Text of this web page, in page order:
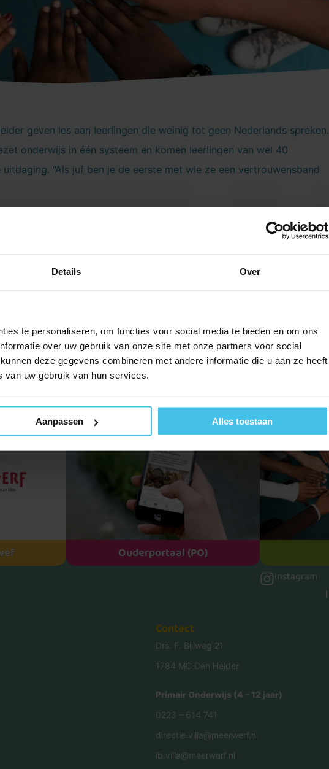
Details Over
te personaliseren, om functies voor social media te bieden en om ons
over uw gebruik van onze site met onze partners voor social
deze gegevens combineren met andere informatie die u aan ze heeft
uw gebruik van hun services.
Aanpassen Alles toestaan
geven les aan leerlingen die weinig tot geen Nederlands spreken.
onderwijs in één systeem en komen leerlingen van wel 40
“Als juf ben je de eerste met wie ze een vertrouwensband
Ze hebben, terwijl we alweer twee maanden verder zijn,
goed heeft, juicht hij net zo hard als zijn klasgenoten.
Ouderportaal (PO)
Instagram
Contact
Drs. F. Bijlweg 21
1784 MC Den Helder
Primair Onderwijs (4 – 12 jaar)
0223 – 614 741
directie.villa@meerwerf.nl
ib.villa@meerwerf.nl